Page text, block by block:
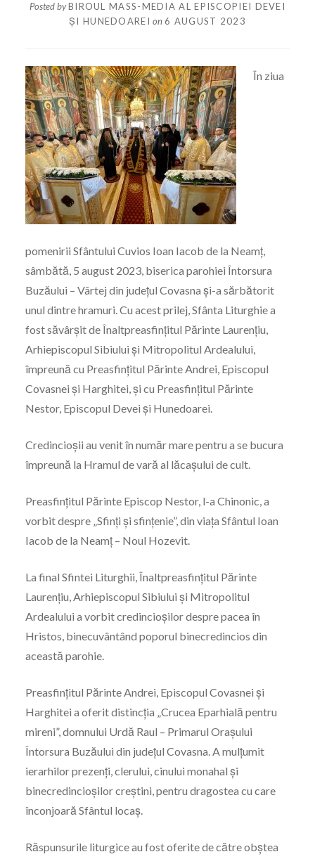
Posted byBIROUL MASS-MEDIA AL EPISCOPIEI DEVEI
ȘI HUNEDOAREI on6 AUGUST 2023
În ziua
pomenirii Sfântului Cuvios Ioan Iacob de la Neamț,
sâmbătă, 5 august 2023, biserica parohiei Întorsura
Buzăului – Vârtej din județul Covasna și-a sărbătorit
unul dintre hramuri. Cu acest prilej, Sfânta Liturghie a
fost săvârșit de Înaltpreasfințitul Părinte Laurențiu,
Arhiepiscopul Sibiului și Mitropolitul Ardealului,
împreună cu Preasfințitul Părinte Andrei, Episcopul
Covasnei și Harghitei, și cu Preasfințitul Părinte
Nestor, Episcopul Devei și Hunedoarei.
Credincioșii au venit în număr mare pentru a se bucura
împreună la Hramul de vară al lăcașului de cult.
Preasfinţitul Părinte Episcop Nestor, l-a Chinonic, a
vorbit despre „Sfinți și sfințenie”, din viața Sfântul Ioan
Iacob de la Neamț – Noul Hozevit.
La final Sfintei Liturghii, Înaltpreasfințitul Părinte
Laurenţiu, Arhiepiscopul Sibiului şi Mitropolitul
Ardealului a vorbit credincioșilor despre pacea în
Hristos, binecuvântând poporul binecredincios din
această parohie.
Preasfințitul Părinte Andrei, Episcopul Covasnei și
Harghitei a oferit distincția „Crucea Eparhială pentru
mireni”, domnului Urdă Raul – Primarul Orașului
Întorsura Buzăului din județul Covasna. A mulțumit
ierarhilor prezenți, clerului, cinului monahal și
binecredincioșilor creștini, pentru dragostea cu care
înconjoară Sfântul locaș.
Răspunsurile liturgice au fost oferite de către obștea